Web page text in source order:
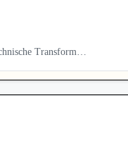
Transform…